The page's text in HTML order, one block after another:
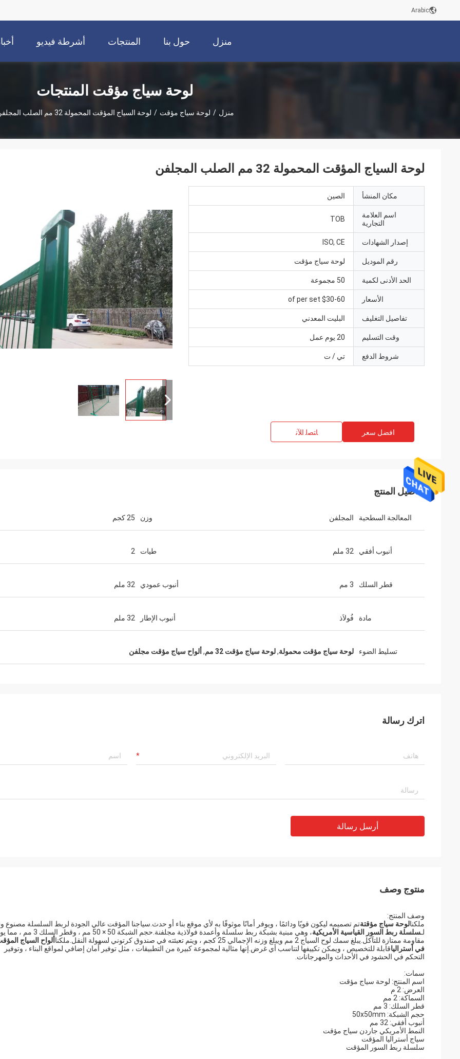
Arabic
منزل حول بنا المنتجات أشرطة فيديو
لوحة سياج مؤقت المنتجات
منزل / لوحة سياج مؤقت / لوحة السياج المؤقت المحمولة 32 مم الصلب المجلفن
لوحة السياج المؤقت المحمولة 32 مم الصلب المجلفن
مكان المنشأ الصين
اسم العلامة
التجارية
TOB
إصدار الشهادات ISO, CE
رقم الموديل لوحة سياج مؤقت
الحد الأدنى لكمية 50 مجموعة
الأسعار $30-60 of per set
تفاصيل التغليف البليت المعدني
وقت التسليم 20 يوم عمل
شروط الدفع تي / ت
افضل سعر ﺎﺘﺼﻟ ﺍﻶﻧ
تفاصيل المنتج
المعالجة السطحية المجلفن وزن 25 كجم
أنبوب أفقي 32 ملم طيات 2
قطر السلك 3 مم أنبوب عمودي 32 ملم
مادة فُولاَذ أنبوب الإطار 32 ملم
تسليط الضوء لوحة سياج مؤقت محمولة,لوحة سياج مؤقت 32 مم , ألواح سياج مؤقت مجلفن
اترك رسالة
أرسل رسالة
منتوج وصف
وصف المنتج:
ملكنالوحة سياج مؤقتةتم تصميمه ليكون قويًا ودائمًا ، ويوفر أمانًا موثوقًا به لأي موقع بناء أو حدث.سياجنا المؤقت عالي الجودة لربط السلسلة مصنوع
لـسلسلة ربط السور القياسية الأمريكية
، وهي مبنية بشبكة ربط سلسلة وأعمدة فولاذية مجلفنة.حجم الشبكة 50 × 50 مم ، وقطر
مقاومة ممتازة للتآكل.يبلغ سمك لوح السياج 2 مم ويبلغ وزنه الإجمالي 25 كجم ، ويتم تعبئته في صندوق كرتوني لسهولة النقل.ملكنا
ألواح السياج
في أسترالياقابلة للتخصيص ، ويمكن تكييفها لتناسب أي غرض.إنها مثالية لمجموعة كبيرة من التطبيقات ، مثل توفير أمان إضافي لمواقع البناء ، وتوفير
التحكم في الحشود في الأحداث والمهرجانات.
سمات:
اسم المنتج: لوحة سياج مؤقت
العرض: 2 م
السماكة: 2 مم
قطر السلك: 3 مم
حجم الشبكة: 50x50mm
أنبوب أفقي: 32 مم
النمط الأمريكي جاردن سياج مؤقت
سياج أستراليا المؤقت
سلسلة ربط السور المؤقت